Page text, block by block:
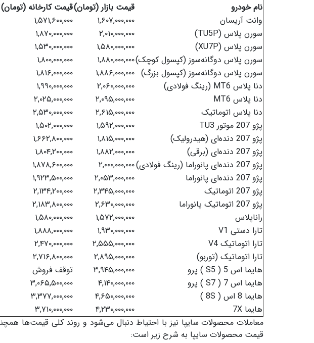
نام خودرو قیمت بازار (تومان)قیمت کارخانه (تومان)
وانت آریسان
۱,۶۰۷,۰۰۰,۰۰۰ ۱,۵۷۱,۶۰۰,۰۰۰
سورن پلاس (TU5P)
۲,۰۱۰,۰۰۰,۰۰۰ ۱,۸۷۰,۰۰۰,۰۰۰
سورن پلاس (XU7P)
۱,۵۸۰,۰۰۰,۰۰۰ ۱,۵۳۰,۰۰۰,۰۰۰
سورن پلاس دوگانه‌سوز (کپسول کوچک)۱,۸۸۰,۰۰۰,۰۰۰ ۱,۸۰۰,۰۰۰,۰۰۰
سورن پلاس دوگانه‌سوز (کپسول بزرگ) ۱,۸۸۶,۰۰۰,۰۰۰ ۱,۸۱۶,۰۰۰,۰۰۰
دنا پلاس MT6 (رینگ فولادی)
۲,۰۶۰,۰۰۰,۰۰۰ ۱,۹۹۰,۰۰۰,۰۰۰
دنا پلاس MT6
۲,۰۹۵,۰۰۰,۰۰۰ ۲,۰۲۵,۰۰۰,۰۰۰
دنا پلاس اتوماتیک
۲,۶۱۵,۰۰۰,۰۰۰ ۲,۵۳۰,۰۰۰,۰۰۰
پژو 207 موتور TU3
۱,۵۹۲,۰۰۰,۰۰۰ ۱,۵۰۲,۰۰۰,۰۰۰
پژو 207 دنده‌ای (هیدرولیک)
۱,۸۱۵,۰۰۰,۰۰۰ ۱,۶۶۲,۸۰۰,۰۰۰
پژو 207 دنده‌ای (برقی)
۱,۸۸۲,۰۰۰,۰۰۰ ۱,۸۰۴,۲۰۰,۰۰۰
پژو 207 دنده‌ای پانوراما (رینگ فولادی)
۲,۰۰۰,۰۰۰,۰۰۰ ۱,۸۷۸,۶۰۰,۰۰۰
پژو 207 دنده‌ای پانوراما
۲,۰۵۳,۰۰۰,۰۰۰ ۱,۹۲۳,۵۰۰,۰۰۰
پژو 207 اتوماتیک
۲,۳۴۵,۰۰۰,۰۰۰ ۲,۱۳۴,۲۰۰,۰۰۰
پژو 207 اتوماتیک پانوراما
۲,۶۳۰,۰۰۰,۰۰۰ ۲,۱۸۳,۸۰۰,۰۰۰
راناپلاس
۱,۵۷۲,۰۰۰,۰۰۰ ۱,۵۸۰,۰۰۰,۰۰۰
تارا دستی V1
۱,۹۳۰,۰۰۰,۰۰۰ ۱,۸۸۸,۰۰۰,۰۰۰
تارا اتوماتیک V4
۲,۵۵۵,۰۰۰,۰۰۰ ۲,۴۷۰,۰۰۰,۰۰۰
تارا اتوماتیک (توربو)
۲,۸۹۵,۰۰۰,۰۰۰ ۲,۷۱۶,۸۰۰,۰۰۰
هایما اس 5 ( S5 ) پرو
۳,۹۴۵,۰۰۰,۰۰۰ توقف فروش
هایما اس 7 ( S7 ) پرو
۴,۱۴۰,۰۰۰,۰۰۰ ۳,۰۶۵,۵۰۰,۰۰۰
هایما 8 اس ( 8S )
۴,۶۵۰,۰۰۰,۰۰۰ ۳,۳۷۷,۰۰۰,۰۰۰
هایما 7X
۴,۲۳۰,۰۰۰,۰۰۰ ۳,۷۱۰,۰۰۰,۰۰۰
معاملات محصولات سایپا نیز با احتیاط دنبال می‌شود و روند کلی قیمت‌ها
قیمت محصولات سایپا به شرح زیر است: